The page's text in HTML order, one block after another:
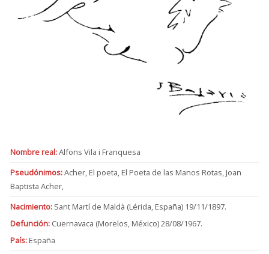
Nombre real:Alfons Vila i Franquesa
Pseudónimos:Acher, El poeta, El Poeta de las Manos Rotas, Joan
Baptista Acher,
Nacimiento:Sant Martí de Maldà (Lérida, España) 19/11/1897.
Defunción:Cuernavaca (Morelos, México) 28/08/1967.
País:España